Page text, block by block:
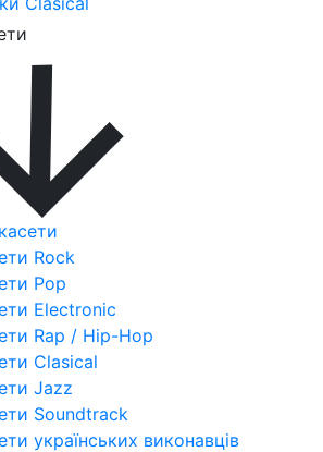
Rock
Pop
Electronic
Rap / Hip-Hop
Clasical
Jazz
Soundtrack
українських виконавців